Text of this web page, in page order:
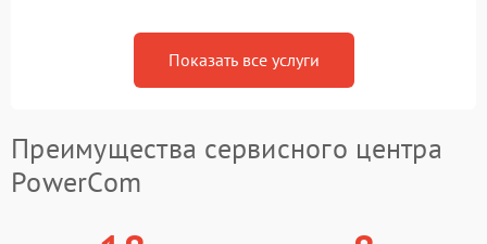
Показать все услуги
Преимущества сервисного центра
PowerCom